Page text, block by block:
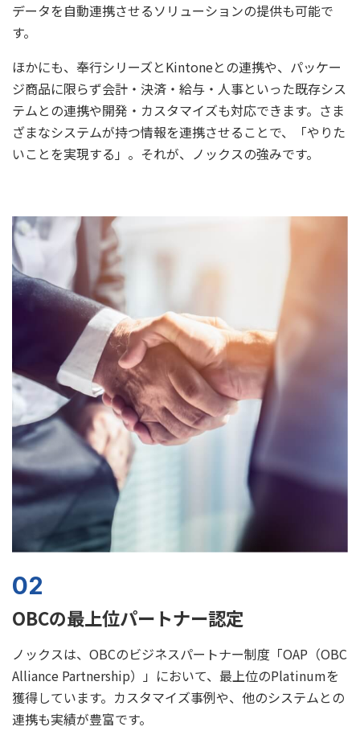
データを自動連携させるソリューションの提供も可能で
す。
ほかにも、奉行シリーズとKintoneとの連携や、パッケー
ジ商品に限らず会計・決済・給与・人事といった既存シス
テムとの連携や開発・カスタマイズも対応できます。さま
ざまなシステムが持つ情報を連携させることで、「やりた
いことを実現する」。それが、ノックスの強みです。
02
OBCの最上位パートナー認定
ノックスは、OBCのビジネスパートナー制度「OAP（OBC
Alliance Partnership）」において、最上位のPlatinumを
獲得しています。カスタマイズ事例や、他のシステムとの
連携も実績が豊富です。